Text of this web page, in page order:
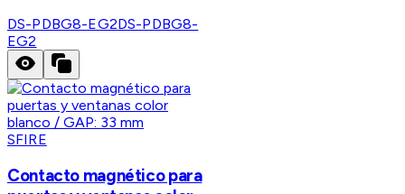
DS-PDBG8-EG2DS-PDBG8-
EG2
SFIRE
Contacto magnético para